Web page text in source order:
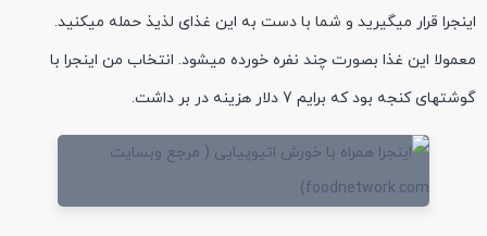
اینجرا قرار میگیرید و شما با دست به این غذای لذیذ حمله میکنید.
معمولا این غذا بصورت چند نفره خورده میشود. انتخاب من اینجرا با
گوشتهای کنجه بود که برایم 7 دلار هزینه در بر داشت.